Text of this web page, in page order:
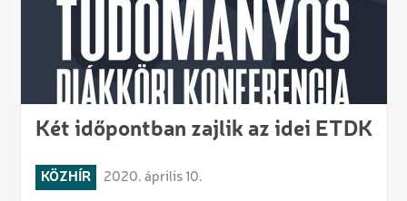
Két időpontban zajlik az idei ETDK
KÖZHÍR 2020. április 10.